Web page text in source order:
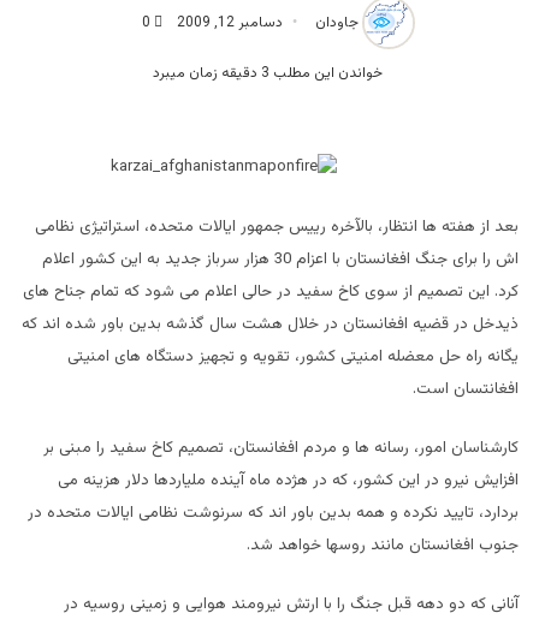
جاودان دسامبر 12, 2009 0
خواندن این مطلب 3 دقیقه زمان میبرد
بعد از هفته ها انتظار، بالآخره رییس جمهور ایالات متحده، استراتیژی نظامی
اش را برای جنگ افغانستان با اعزام 30 هزار سرباز جدید به این کشور اعلام
کرد. این تصمیم از سوی کاخ سفید در حالی اعلام می شود که تمام جناح های
ذیدخل در قضیه افغانستان در خلال هشت سال گذشه بدین باور شده اند که
یگانه راه حل معضله امنیتی کشور، تقویه و تجهیز دستگاه های امنیتی
افغانتسان است.
کارشناسان امور، رسانه ها و مردم افغانستان، تصمیم کاخ سفید را مبنی بر
افزایش نیرو در این کشور، که در هژده ماه آینده ملیاردها دلار هزینه می
بردارد، تایید نکرده و همه بدین باور اند که سرنوشت نظامی ایالات متحده در
جنوب افغانستان مانند روسها خواهد شد.
آنانی که دو دهه قبل جنگ را با ارتش نیرومند هوایی و زمینی روسیه در